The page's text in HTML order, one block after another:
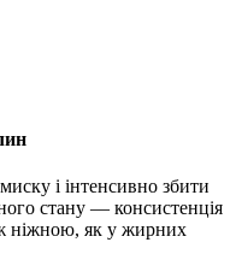
і інтенсивно збити
стану — консистенція
ніжною, як у жирних